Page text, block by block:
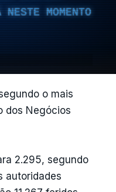
MOMENTO
o mais
dos Negócios
2.295, segundo
autoridades